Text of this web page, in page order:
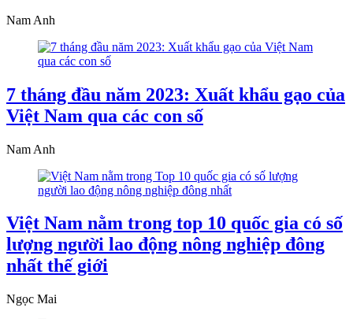
Nam Anh
7 tháng đầu năm 2023: Xuất khẩu gạo của
Việt Nam qua các con số
Nam Anh
Việt Nam nằm trong top 10 quốc gia có số
lượng người lao động nông nghiệp đông
nhất thế giới
Ngọc Mai